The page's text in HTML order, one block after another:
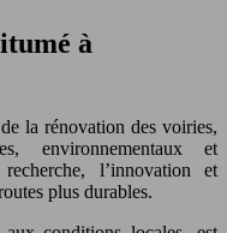
à
la rénovation des voiries,
environnementaux et
l’innovation et
plus durables.